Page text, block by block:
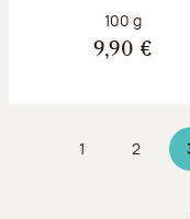
Poids net :
100 g
9,90 €
Page
1 Page
2